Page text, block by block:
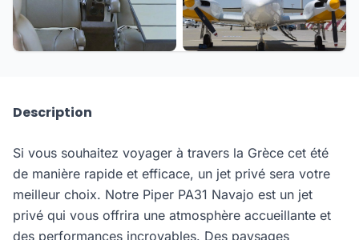
Description
Si vous souhaitez voyager à travers la Grèce cet été
de manière rapide et efficace, un jet privé sera votre
meilleur choix. Notre Piper PA31 Navajo est un jet
privé qui vous offrira une atmosphère accueillante et
des performances incroyables. Des paysages